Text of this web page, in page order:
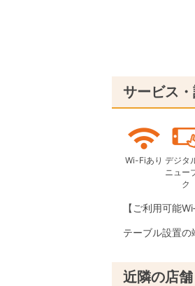
サービス
Wi-Fiあり デジタ
ニュー
ク
【ご利用可能
テーブル設置
近隣の店舗